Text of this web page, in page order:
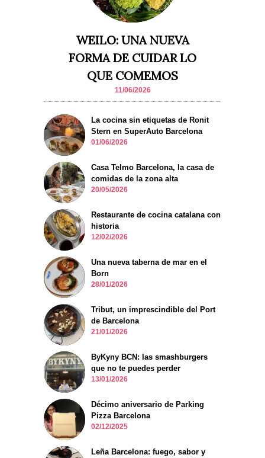
WEILO: UNA NUEVA
FORMA DE CUIDAR LO
QUE COMEMOS
11/06/2026
La cocina sin etiquetas de Ronit
Stern en SuperAuto Barcelona
01/06/2026
Casa Telmo Barcelona, la casa de
comidas de la zona alta
20/05/2026
Restaurante de cocina catalana con
historia
12/02/2026
Una nueva taberna de mar en el
Born
28/01/2026
Tribut, un imprescindible del Port
de Barcelona
21/01/2026
ByKyny BCN: las smashburgers
que no te puedes perder
13/01/2026
Décimo aniversario de Parking
Pizza Barcelona
02/12/2025
Leña Barcelona: fuego, sabor y